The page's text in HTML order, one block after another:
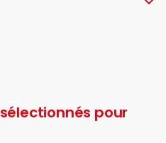
sélectionnés pour